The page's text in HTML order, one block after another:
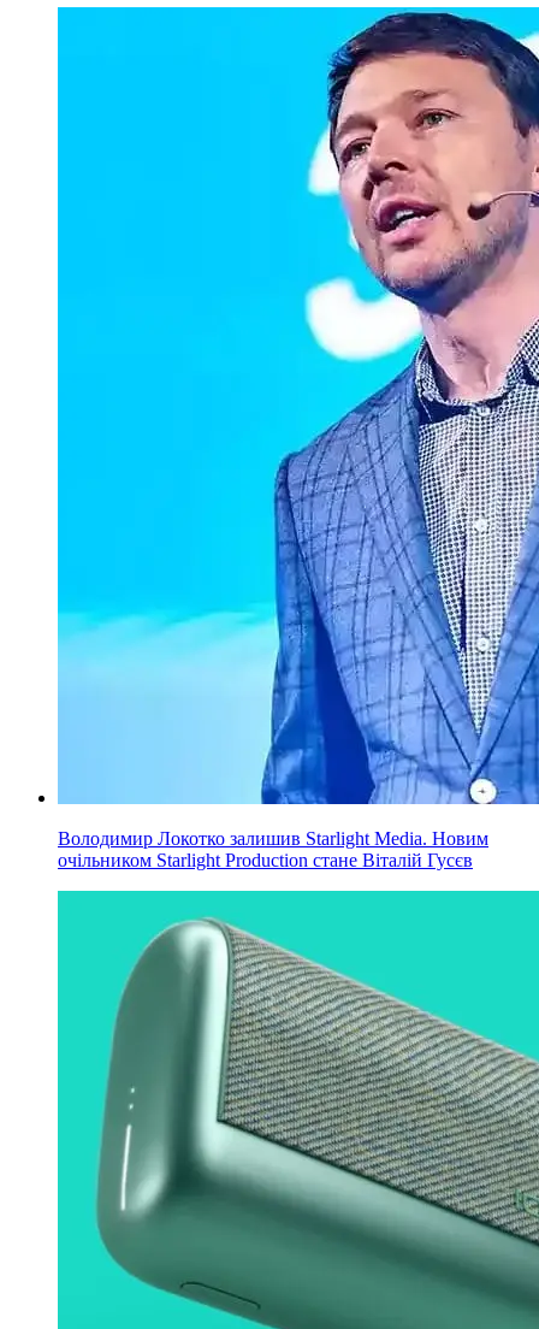
Володимир Локотко залишив Starlight Media. Новим
очільником Starlight Production стане Віталій Гусєв